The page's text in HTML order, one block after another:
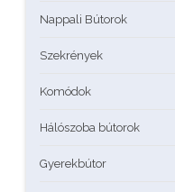
Nappali Bútorok
Szekrények
Komódok
Hálószoba bútorok
Gyerekbútor